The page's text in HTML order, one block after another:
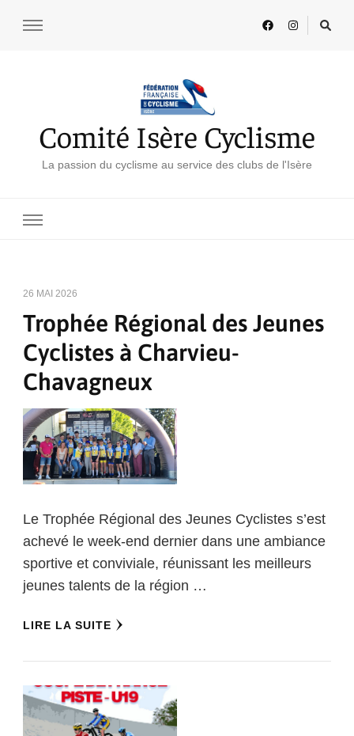
Comité Isère Cyclisme
La passion du cyclisme au service des clubs de l'Isère
26 MAI 2026
Trophée Régional des Jeunes
Cyclistes à Charvieu-
Chavagneux
Le Trophée Régional des Jeunes Cyclistes s’est
achevé le week-end dernier dans une ambiance
sportive et conviviale, réunissant les meilleurs
jeunes talents de la région …
LIRE LA SUITE